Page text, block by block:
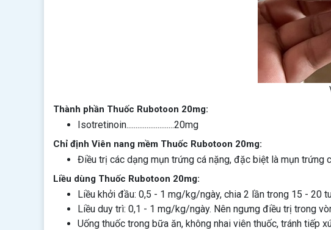
Thành phần Thuốc Rubotoon 20mg:
Isotretinoin..........................20mg
Chỉ định Viên nang mềm Thuốc Rubotoon 20mg:
Điều trị các dạng mụn trứng cá nặng, đặc biệt là mụn trứng
Liều dùng Thuốc Rubotoon 20mg:
Liều khởi đầu: 0,5 - 1 mg/kg/ngày, chia 2 lần trong 15 - 20
Liều duy trì: 0,1 - 1 mg/kg/ngày. Nên ngưng điều trị trong
Uống thuốc trong bữa ăn, không nhai viên thuốc, tránh tiếp